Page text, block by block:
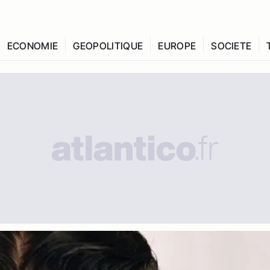
ECONOMIE GEOPOLITIQUE EUROPE SOCIETE